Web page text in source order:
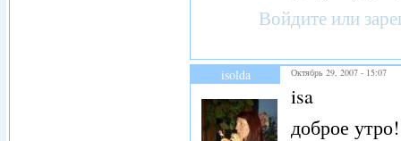
Войдите или
isolda Октябрь 29, 2007 - 15:07
isa
доброе